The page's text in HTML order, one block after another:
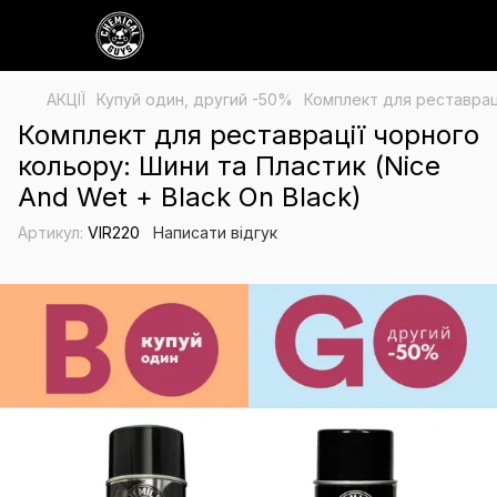
АКЦІЇ Купуй один, другий -50% Комплект для
Комплект для реставрації чорного
кольору: Шини та Пластик (Nice
And Wet + Black On Black)
Артикул: VIR220 Написати відгук